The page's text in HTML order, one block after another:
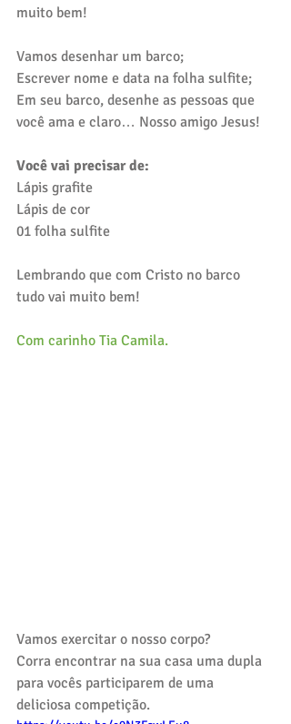
muito bem!
Vamos desenhar um barco;
Escrever nome e data na folha sulfite;
Em seu barco, desenhe as pessoas que
você ama e claro… Nosso amigo Jesus!
Você vai precisar de:
Lápis grafite
Lápis de cor
01 folha sulfite
Lembrando que com Cristo no barco
tudo vai muito bem!
Com carinho Tia Camila.
Vamos exercitar o nosso corpo?
Corra encontrar na sua casa uma dupla
para vocês participarem de uma
deliciosa competição.